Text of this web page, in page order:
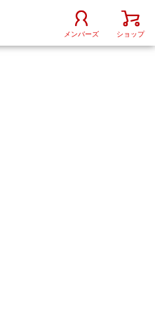
メンバーズ ショップ